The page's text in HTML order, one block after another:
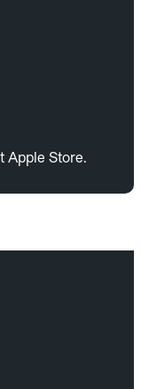
Apple Store.